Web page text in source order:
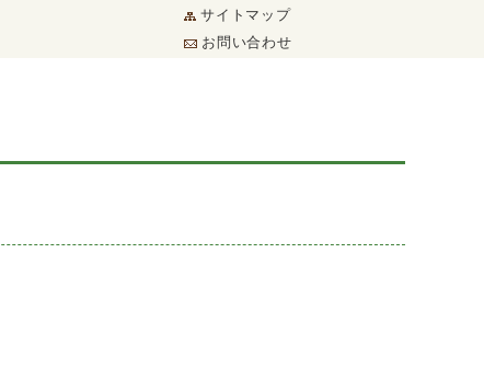
サイトマップ
お問い合わせ